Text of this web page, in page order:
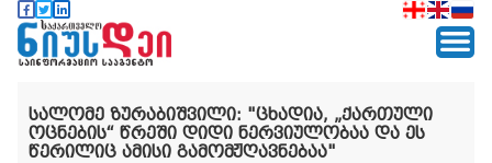
სალომე ზურაბიშვილი: "ცხადია, „ქართული
ოცნების“ წრეში დიდი ნერვიულობაა და ეს
წერილიც ამისი გამომჟღავნებაა"